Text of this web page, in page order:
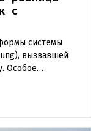
с
системы
вызвавшей
Особое